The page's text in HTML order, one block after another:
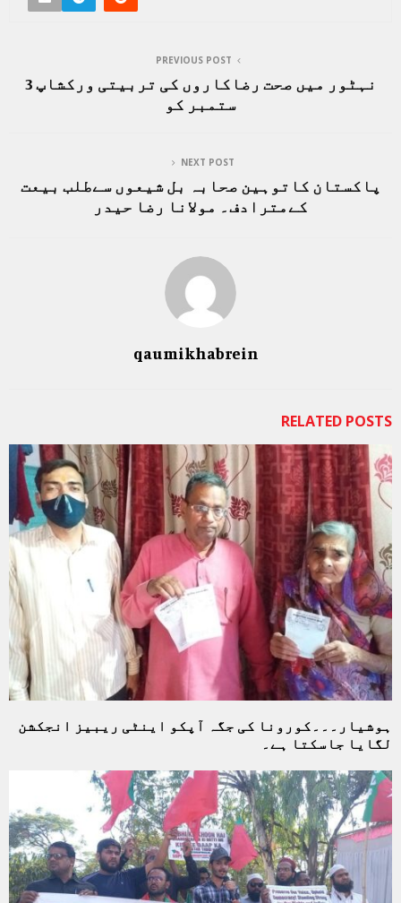
PREVIOUS POST
نہٹور میں صحت رضاکاروں کی تربیتی ورکشاپ 3
ستمبر کو
NEXT POST
پاکستان کاتوہین صحابہ بل شیعوں سےطلب بیعت
کےمترادف۔ مولانا رضا حیدر
qaumikhabrein
RELATED POSTS
ہوشیار۔۔۔کورونا کی جگہ آپکو اینٹی ریبیز انجکشن
لگایا جاسکتا ہے۔